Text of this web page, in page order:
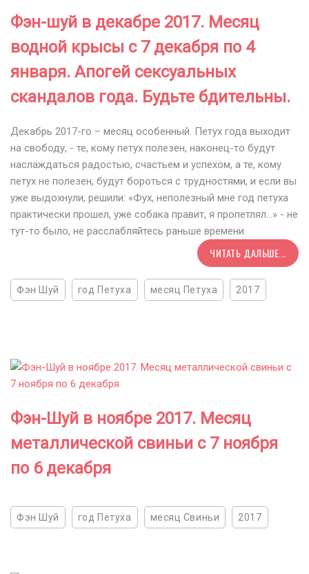
Фэн-шуй в декабре 2017. Месяц
водной крысы с 7 декабря по 4
января. Апогей сексуальных
скандалов года. Будьте бдительны.
Декабрь 2017-го – месяц особенный. Петух года выходит
на свободу, - те, кому петух полезен, наконец-то будут
наслаждаться радостью, счастьем и успехом, а те, кому
петух не полезен, будут бороться с трудностями, и если вы
уже выдохнули, решили: «Фух, неполезный мне год петуха
практически прошел, уже собака правит, я пропетлял…» - не
тут-то было, не расслабляйтесь раньше времени.
ЧИТАТЬ ДАЛЬШЕ...
Фэн Шуй год Петуха месяц Петуха 2017
Фэн-Шуй в ноябре 2017. Месяц
металлической свиньи с 7 ноября
по 6 декабря
Фэн Шуй год Петуха месяц Свиньи 2017